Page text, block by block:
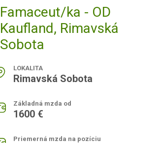
Famaceut/ka - OD
Kaufland, Rimavská
Sobota
LOKALITA
Rimavská Sobota
Základná mzda od
1600 €
Priemerná mzda na pozíciu